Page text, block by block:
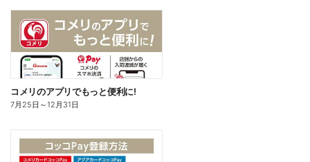
コメリのアプリでもっと便利に!
7月25日 ～12月31日